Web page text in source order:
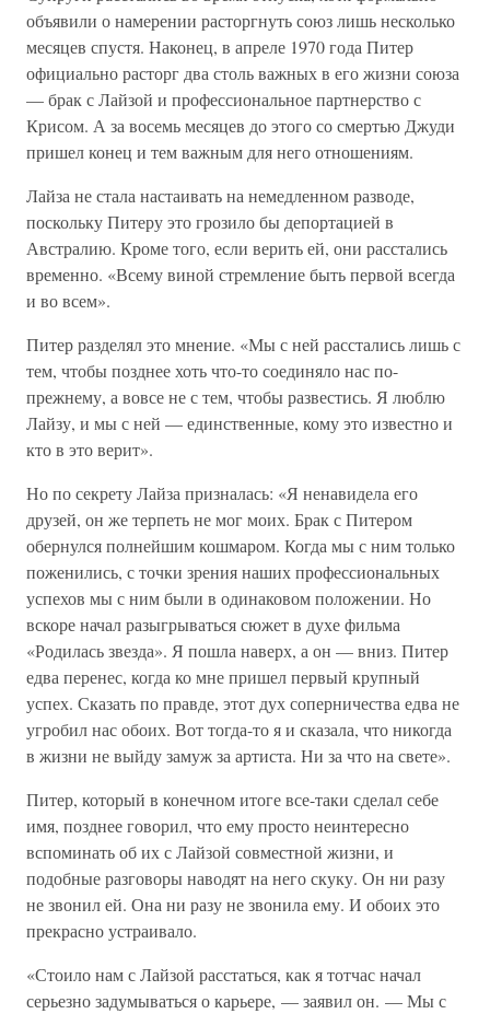
объявили о намерении расторгнуть союз лишь несколько
месяцев спустя. Наконец, в апреле 1970 года Питер
официально расторг два столь важных в его жизни союза
— брак с Лайзой и профессиональное партнерство с
Крисом. А за восемь месяцев до этого со смертью Джуди
пришел конец и тем важным для него отношениям.
Лайза не стала настаивать на немедленном разводе,
поскольку Питеру это грозило бы депортацией в
Австралию. Кроме того, если верить ей, они расстались
временно. «Всему виной стремление быть первой всегда
и во всем».
Питер разделял это мнение. «Мы с ней расстались лишь с
тем, чтобы позднее хоть что-то соединяло нас по-
прежнему, а вовсе не с тем, чтобы развестись. Я люблю
Лайзу, и мы с ней — единственные, кому это известно и
кто в это верит».
Но по секрету Лайза призналась: «Я ненавидела его
друзей, он же терпеть не мог моих. Брак с Питером
обернулся полнейшим кошмаром. Когда мы с ним только
поженились, с точки зрения наших профессиональных
успехов мы с ним были в одинаковом положении. Но
вскоре начал разыгрываться сюжет в духе фильма
«Родилась звезда». Я пошла наверх, а он — вниз. Питер
едва перенес, когда ко мне пришел первый крупный
успех. Сказать по правде, этот дух соперничества едва не
угробил нас обоих. Вот тогда-то я и сказала, что никогда
в жизни не выйду замуж за артиста. Ни за что на свете».
Питер, который в конечном итоге все-таки сделал себе
имя, позднее говорил, что ему просто неинтересно
вспоминать об их с Лайзой совместной жизни, и
подобные разговоры наводят на него скуку. Он ни разу
не звонил ей. Она ни разу не звонила ему. И обоих это
прекрасно устраивало.
«Стоило нам с Лайзой расстаться, как я тотчас начал
серьезно задумываться о карьере, — заявил он. — Мы с